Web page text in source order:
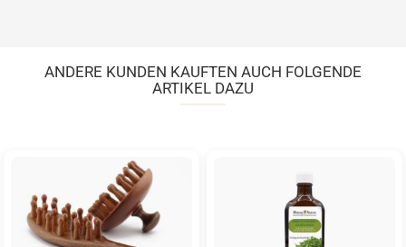
ANDERE KUNDEN KAUFTEN AUCH FOLGENDE
ARTIKEL DAZU